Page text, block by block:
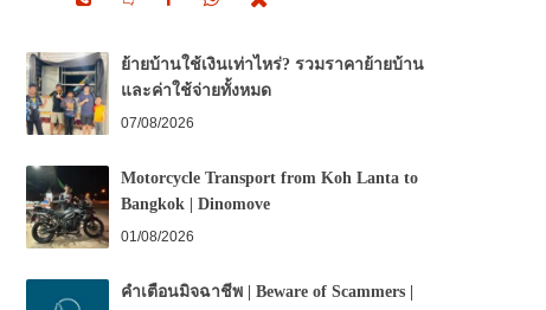
RECENT POSTS
ย้ายบ้านใช้เงินเท่าไหร่? รวมราคาย้ายบ้าน
และค่าใช้จ่ายทั้งหมด
07/08/2026
Motorcycle Transport from Koh Lanta to
Bangkok | Dinomove
01/08/2026
คำเตือนมิจฉาชีพ | Beware of Scammers |